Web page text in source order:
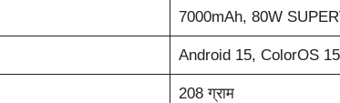
7000mAh, 80W
Android 15, ColorOS 15
208 ग्राम